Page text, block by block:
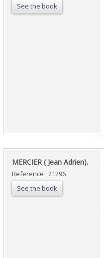
See the book
‎MERCIER ( Jean Adrien). ‎
Reference : 21296
See the book